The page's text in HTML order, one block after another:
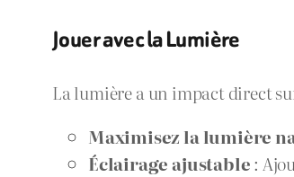
Jouer avec la Lumière
La lumière a un impact direct
Maximisez la lumière
Éclairage ajustable: